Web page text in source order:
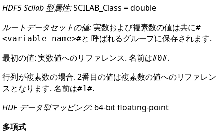
HDF5 Scilab 型属性:SCILAB_Class = double
ルートデータセットの値:実数および複素数の値は共に#
<variable name>#と 呼ばれるグループに保存されます.
最初の値: 実数値へのリファレンス. 名前は#0#.
行列が複素数の場合, 2番目の値は複素数の値へのリファレン
スとなります. 名前は#1#.
HDF データ型マッピング: 64-bit floating-point
多項式